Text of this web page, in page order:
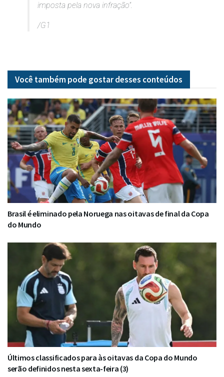
imposta pela nova infração”.
/G1
Você também pode gostar desses conteúdos
Brasil é eliminado pela Noruega nas oitavas de final da Copa
do Mundo
Últimos classificados para às oitavas da Copa do Mundo
serão definidos nesta sexta-feira (3)